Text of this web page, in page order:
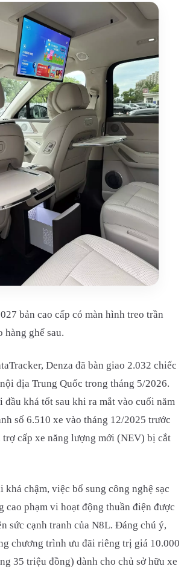
bản cao cấp có màn hình treo trần
hàng ghế sau.
Denza đã bàn giao 2.032 chiếc
địa Trung Quốc trong tháng 5/2026.
đầu khá tốt sau khi ra mắt vào cuối năm
số 6.510 xe vào tháng 12/2025 trước
cấp xe năng lượng mới (NEV) bị cắt
khá chậm, việc bổ sung công nghệ sạc
cao phạm vi hoạt động thuần điện được
sức cạnh tranh của N8L. Đáng chú ý,
chương trình ưu đãi riêng trị giá 10.000
35 triệu đồng) dành cho chủ sở hữu xe